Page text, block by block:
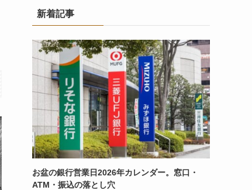
新着記事
お盆の銀行営業日2026年カレンダー。窓口・
ATM・振込の落とし穴